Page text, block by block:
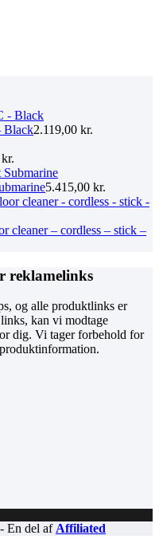
Black2.119,00 kr.
kr.
5.415,00 kr.
cleaner – cordless – stick –
reklamelinks
og alle produktlinks er
kan vi modtage
dig. Vi tager forbehold for
En del af Affiliated